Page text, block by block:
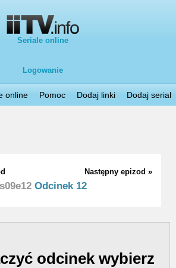
Seriale online
Logowanie
online Pomoc Dodaj linki Dodaj serial
Następny epizod »
s09e12Odcinek 12
odcinek wybierz